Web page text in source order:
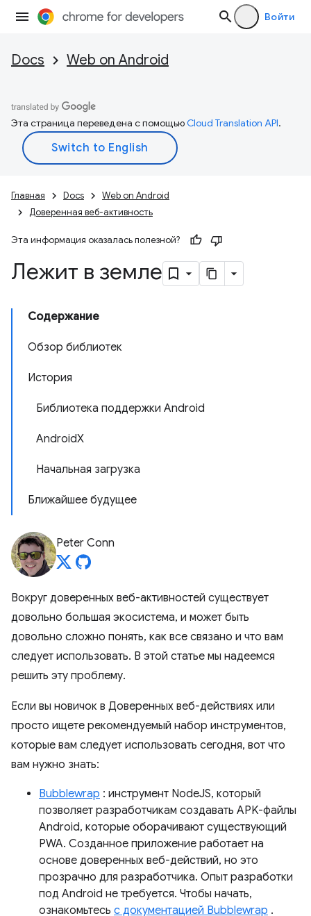
Войти
Docs Web on Android
Эта страница переведена с помощьюCloud Translation API.
Главная Docs
Web on Android
Доверенная веб-активность
Эта информация оказалась полезной?
Лежит в земле
Содержание
Обзор библиотек
История
Библиотека поддержки Android
AndroidX
Начальная загрузка
Ближайшее будущее
Peter Conn
Вокруг доверенных веб-активностей существует
довольно большая экосистема, и может быть
довольно сложно понять, как все связано и что вам
следует использовать. В этой статье мы надеемся
решить эту проблему.
Если вы новичок в Доверенных веб-действиях или
просто ищете рекомендуемый набор инструментов,
которые вам следует использовать сегодня, вот что
вам нужно знать:
Bubblewrap : инструмент NodeJS, который
позволяет разработчикам создавать APK-файлы
Android, которые оборачивают существующий
PWA. Созданное приложение работает на
основе доверенных веб-действий, но это
прозрачно для разработчика. Опыт разработки
под Android не требуется. Чтобы начать,
ознакомьтесь с документацией Bubblewrap .